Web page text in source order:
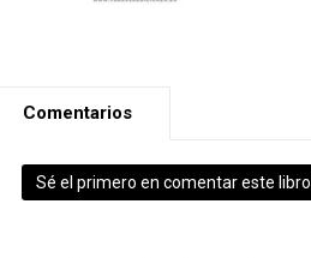
Comentarios
Sé el primero en comentar este libro